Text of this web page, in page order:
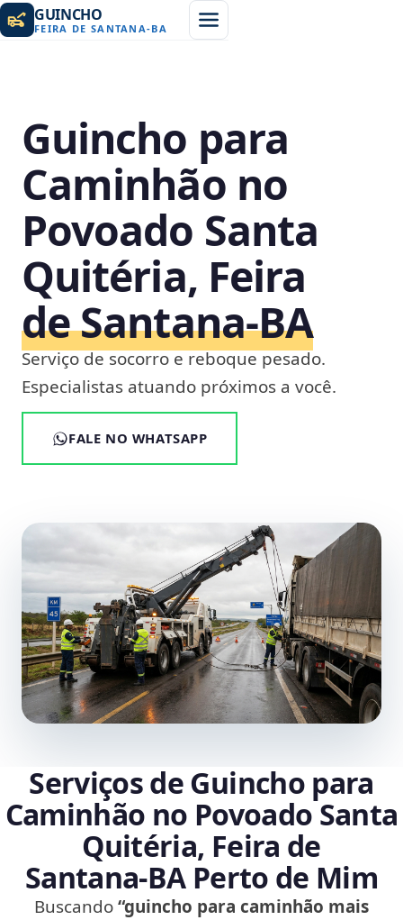
GUINCHO
FEIRA DE SANTANA-BA
Guincho para
Caminhão no
Povoado Santa
Quitéria, Feira
de Santana‑BA
Serviço de socorro e reboque pesado.
Especialistas atuando próximos a você.
FALE NO WHATSAPP
Serviços de Guincho para
Caminhão no Povoado Santa
Quitéria, Feira de
Santana‑BA Perto de Mim
Buscando“guincho para caminhão mais